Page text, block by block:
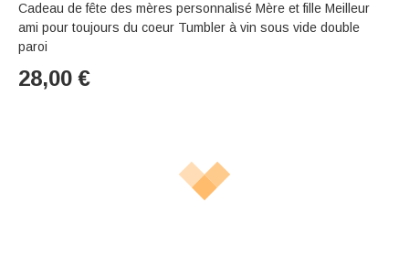
Cadeau de fête des mères personnalisé Mère et fille Meilleur
ami pour toujours du coeur Tumbler à vin sous vide double
paroi
28,00 €